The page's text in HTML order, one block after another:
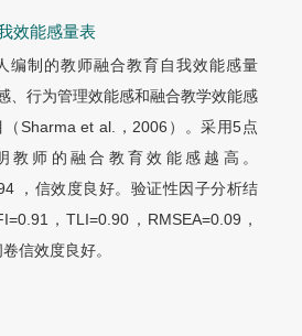
效能感量表
编制的教师融合教育自我效能感量
、行为管理效能感和融合教学效能感
Sharma et al.，2006）。采用5点
教师的融合教育效能感越高。
，信效度良好。验证性因子分析结
，TLI=0.90，RMSEA=0.09，
信效度良好。